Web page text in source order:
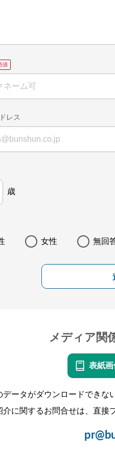
レス
歳
女性 無回
メディア関
表紙
データがダウンロードできな
介に関するお問合せは、直接